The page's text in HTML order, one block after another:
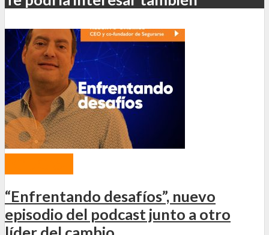
“Enfrentando desafíos”, nuevo
episodio del podcast junto a otro